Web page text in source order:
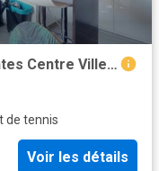
Vente appartement 2 pièces Nantes Centre Ville 44
de tennis
Voir les détails